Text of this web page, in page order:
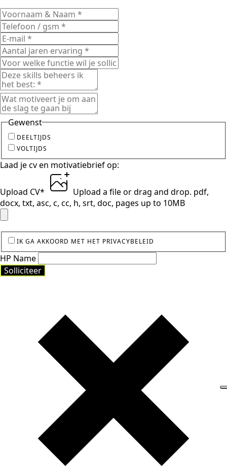
Gewenst
DEELTIJDS
VOLTIJDS
Laad je cv en motivatiebrief op:
Upload CV* Upload a fileor drag and drop. pdf,
docx, txt, asc, c, cc, h, srt, doc, pages up to 10MB
IK GA AKKOORD MET HET PRIVACYBELEID
HP Name
Solliciteer